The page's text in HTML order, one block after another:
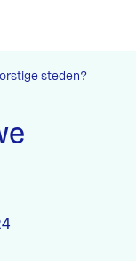
steden?